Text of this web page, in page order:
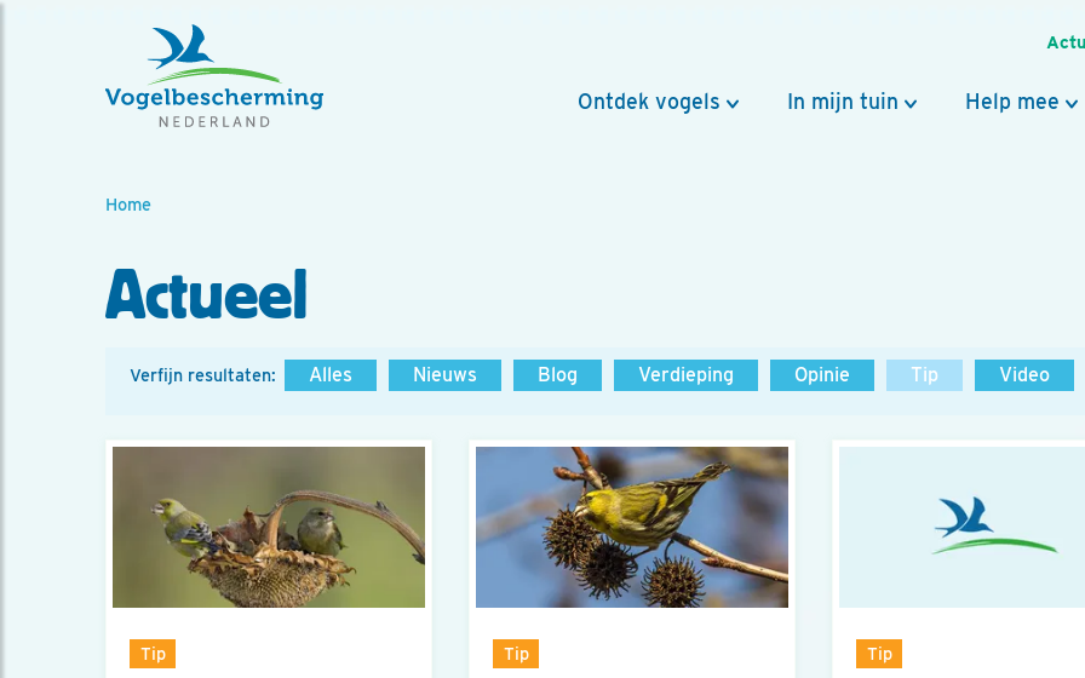
Ontdek vogels In mijn tuin Help mee
Home
Actueel
Verfijn resultaten: Alles Nieuws Blog Verdieping Opinie Tip Video
Tip Tip Tip